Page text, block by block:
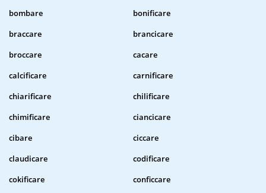
bombare
bonificare
braccare
brancicare
broccare
cacare
calcificare
carnificare
chiarificare
chilificare
chimificare
ciancicare
cibare
ciccare
claudicare
codificare
cokificare
conficcare